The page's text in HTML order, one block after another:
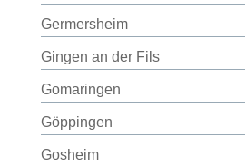
Germersheim
Gingen an der Fils
Gomaringen
Göppingen
Gosheim